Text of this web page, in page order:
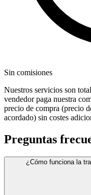
Sin comisiones
Nuestros servicios son
vendedor paga nuestra
precio de compra (precio
acordado) sin costes
Preguntas
¿Cómo funciona la